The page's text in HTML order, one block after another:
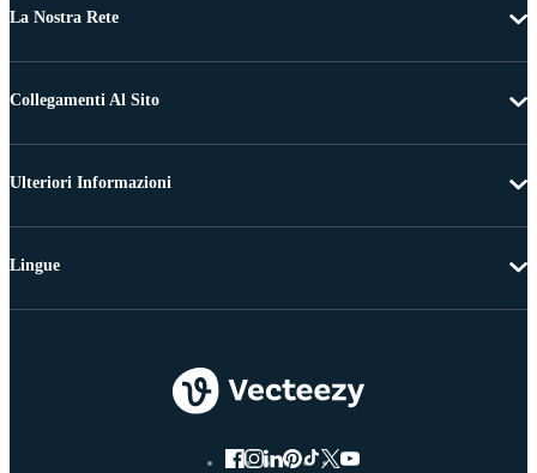
La Nostra Rete
Collegamenti Al Sito
Ulteriori Informazioni
Lingue